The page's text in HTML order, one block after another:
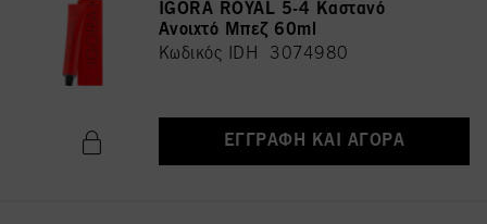
IGORA ROYAL 5-4 Καστανό
Ανοιχτό Μπεζ 60ml
Κωδικός IDH 3074980
ΕΓΓΡΑΦΉ ΚΑΙ ΑΓΟΡΆ